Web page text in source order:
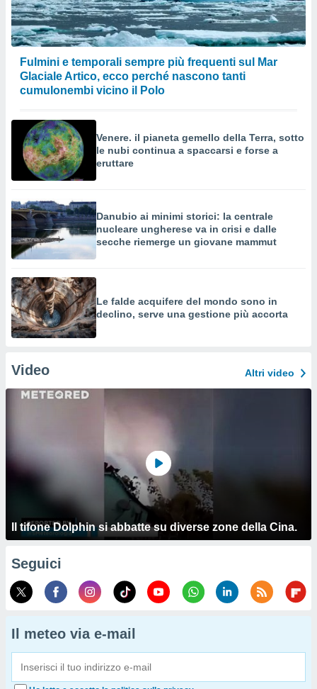
Fulmini e temporali sempre più frequenti sul Mar
Glaciale Artico, ecco perché nascono tanti
cumulonembi vicino il Polo
Venere. il pianeta gemello della Terra, sotto
le nubi continua a spaccarsi e forse a
eruttare
Danubio ai minimi storici: la centrale
nucleare ungherese va in crisi e dalle
secche riemerge un giovane mammut
Le falde acquifere del mondo sono in
declino, serve una gestione più accorta
Video Altri video
Il tifone Dolphin si abbatte su diverse zone della Cina.
Seguici
Il meteo via e-mail